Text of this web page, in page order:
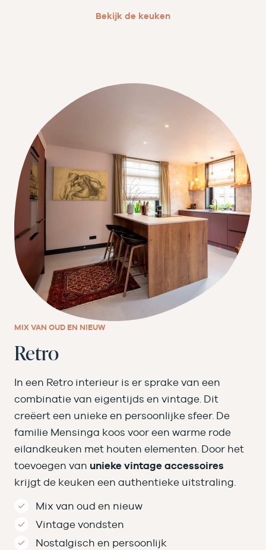
Bekijk de keuken
MIX VAN OUD EN NIEUW
Retro
In een Retro interieur is er sprake van een
combinatie van eigentijds en vintage. Dit
creëert een unieke en persoonlijke sfeer. De
familie Mensinga koos voor een warme rode
eilandkeuken met houten elementen. Door het
toevoegen van unieke vintage accessoires
krijgt de keuken een authentieke uitstraling.
Mix van oud en nieuw
Vintage vondsten
Nostalgisch en persoonlijk